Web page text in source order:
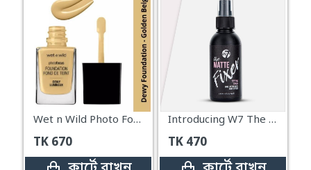
Wet n Wild Photo Focus Dewy Foundation – Golden Beige (30ml)
TK 670
Introducing W7 The Matte Fixer Makeup Setting Spray - 60m
TK 470